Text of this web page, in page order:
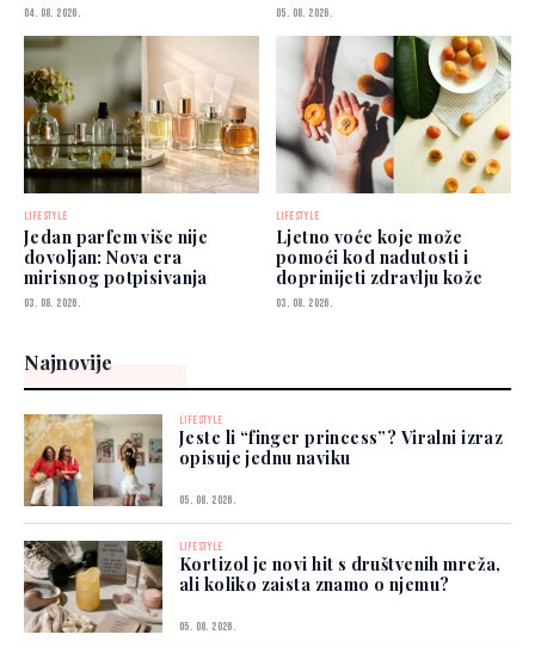
04. 08. 2026. 05. 08. 2026.
LIFESTYLE
Jedan parfem više nije
dovoljan: Nova era
mirisnog potpisivanja
03. 08. 2026.
LIFESTYLE
Ljetno voće koje može
pomoći kod nadutosti i
doprinijeti zdravlju kože
03. 08. 2026.
Najnovije
LIFESTYLE
Jeste li “finger princess”? Viralni izraz
opisuje jednu naviku
05. 08. 2026.
LIFESTYLE
Kortizol je novi hit s društvenih mreža,
ali koliko zaista znamo o njemu?
05. 08. 2026.